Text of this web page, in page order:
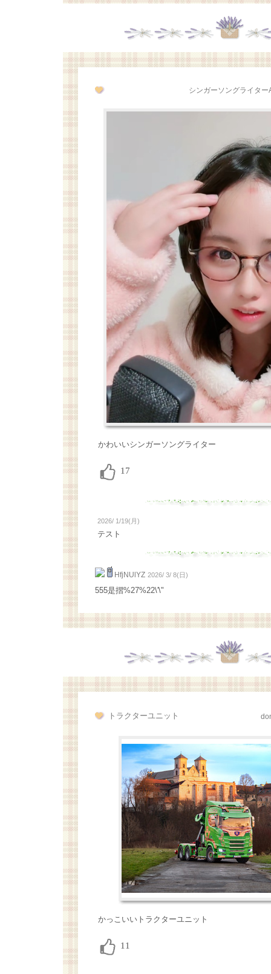
シンガーソングライター
かわいいシンガーソングライター
2026/ 1/19(月)
テスト
HfjNUlYZ 2026/ 3/ 8(日)
555是摺%27%22\'\"
トラクターユニット
かっこいいトラクターユニット